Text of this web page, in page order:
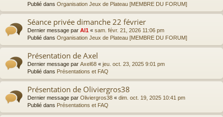
Publié dans Organisation Jeux de Plateau [MEMBRE DU FORUM]
Séance privée dimanche 22 février
Dernier message par Al1 « sam. févr. 21, 2026 11:06 pm
Publié dans Organisation Jeux de Plateau [MEMBRE DU FORUM]
Présentation de Axel
Dernier message par Axel68 « jeu. oct. 23, 2025 9:01 pm
Publié dans Présentations et FAQ
Présentation de Oliviergros38
Dernier message par Oliviergros38 « dim. oct. 19, 2025 10:41 pm
Publié dans Présentations et FAQ